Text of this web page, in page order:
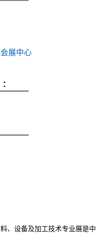
展中心
、设备及加工技术专业展是中